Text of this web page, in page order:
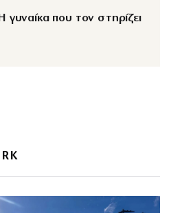
γυναίκα που τον στηρίζει